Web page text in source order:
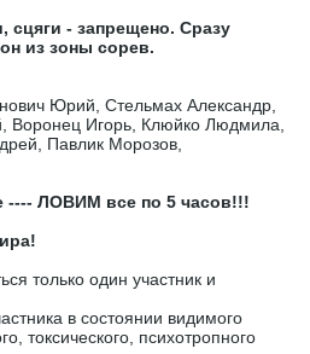
сцяги - запрещено. Сразу
из зоны сорев.
Юрий, Стельмах Александр,
Игорь, Клюйко Людмила,
Павлик Морозов,
ЛОВИМ все по 5 часов!!!
только один участник и
в состоянии видимого
токсического, психотропного